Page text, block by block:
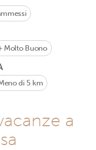
Molto Buono
di 5 km
a